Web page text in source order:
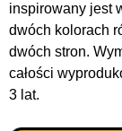
inspirowany jest
dwóch kolorach
dwóch stron.
całości
3 lat.